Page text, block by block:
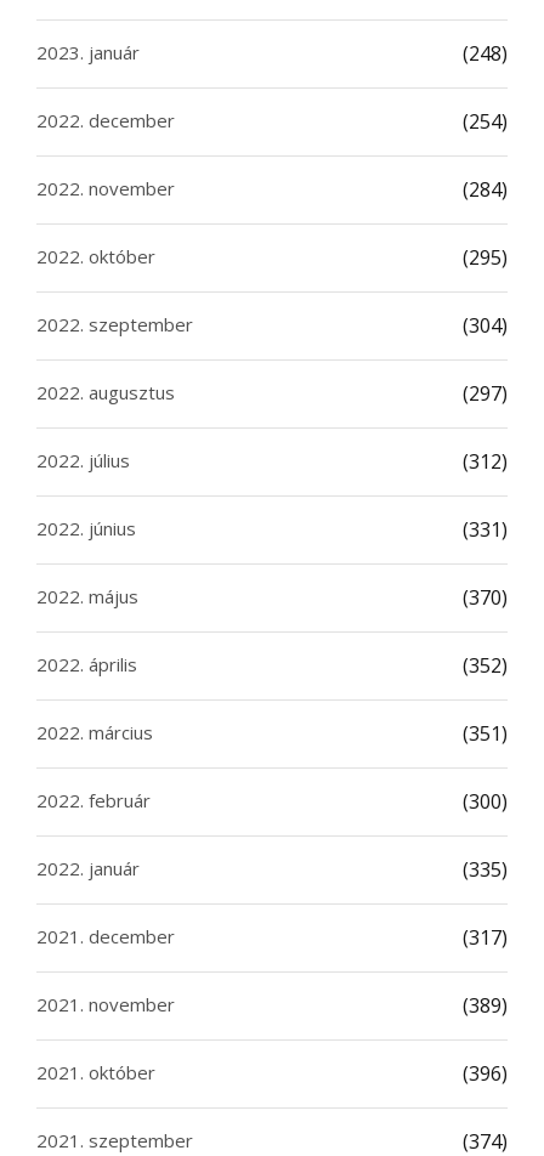
2023. január (248)
2022. december (254)
2022. november (284)
2022. október (295)
2022. szeptember (304)
2022. augusztus (297)
2022. július (312)
2022. június (331)
2022. május (370)
2022. április (352)
2022. március (351)
2022. február (300)
2022. január (335)
2021. december (317)
2021. november (389)
2021. október (396)
2021. szeptember (374)